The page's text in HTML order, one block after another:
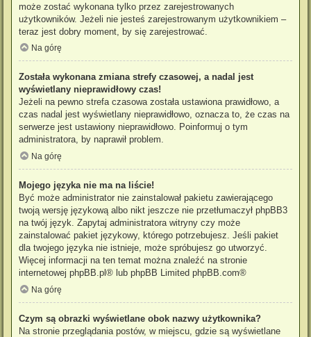
może zostać wykonana tylko przez zarejestrowanych
użytkowników. Jeżeli nie jesteś zarejestrowanym użytkownikiem –
teraz jest dobry moment, by się zarejestrować.
Na górę
Została wykonana zmiana strefy czasowej, a nadal jest
wyświetlany nieprawidłowy czas!
Jeżeli na pewno strefa czasowa została ustawiona prawidłowo, a
czas nadal jest wyświetlany nieprawidłowo, oznacza to, że czas na
serwerze jest ustawiony nieprawidłowo. Poinformuj o tym
administratora, by naprawił problem.
Na górę
Mojego języka nie ma na liście!
Być może administrator nie zainstalował pakietu zawierającego
twoją wersję językową albo nikt jeszcze nie przetłumaczył phpBB3
na twój język. Zapytaj administratora witryny czy może
zainstalować pakiet językowy, którego potrzebujesz. Jeśli pakiet
dla twojego języka nie istnieje, może spróbujesz go utworzyć.
Więcej informacji na ten temat można znaleźć na stronie
internetowej phpBB.pl ® lub phpBB Limited phpBB.com®
Na górę
Czym są obrazki wyświetlane obok nazwy użytkownika?
Na stronie przeglądania postów, w miejscu, gdzie są wyświetlane